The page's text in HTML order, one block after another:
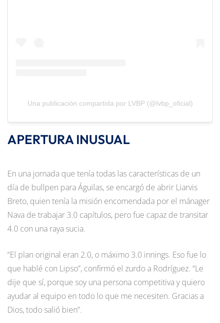
Una publicación compartida por LVBP (@lvbp_oficial)
APERTURA INUSUAL
En una jornada que tenía todas las características de un
día de bullpen para Águilas, se encargó de abrir Liarvis
Breto, quien tenía la misión encomendada por el mánager
Nava de trabajar 3.0 capítulos, pero fue capaz de transitar
4.0 con una raya sucia.
“El plan original eran 2.0, o máximo 3.0 innings. Eso fue lo
que hablé con Lipso”, confirmó el zurdo a Rodríguez. “Le
dije que sí, porque soy una persona competitiva y quiero
ayudar al equipo en todo lo que me necesiten. Gracias a
Dios, todo salió bien”.